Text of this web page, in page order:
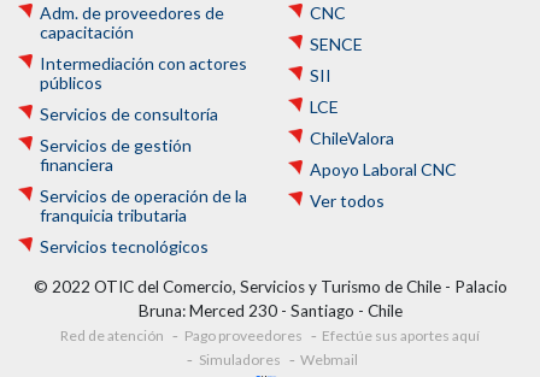
Adm. de proveedores de
capacitación
Intermediación con actores
públicos
Servicios de consultoría
Servicios de gestión
financiera
Servicios de operación de la
franquicia tributaria
Servicios tecnológicos
CNC
SENCE
SII
LCE
ChileValora
Apoyo Laboral CNC
Ver todos
© 2022 OTIC del Comercio, Servicios y Turismo de Chile - Palacio
Bruna: Merced 230 - Santiago - Chile
Red de atención Pago proveedores
Efectúe sus aportes aquí
Simuladores
Webmail